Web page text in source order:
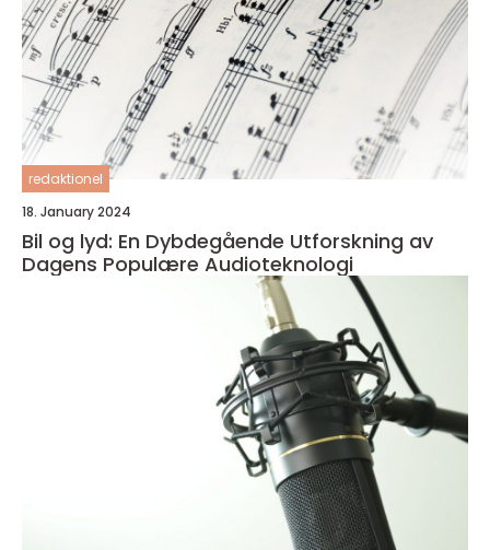
redaktionel
18. January 2024
Bil og lyd: En Dybdegående Utforskning av
Dagens Populære Audioteknologi